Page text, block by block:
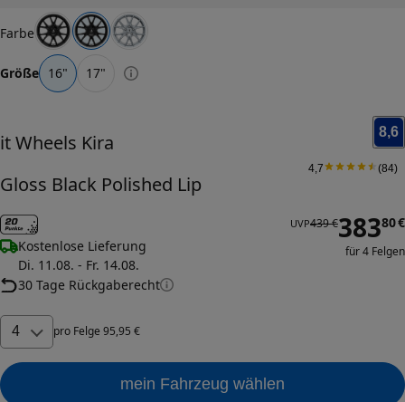
Farbe
Größe 16" 17"
it Wheels Kira
Gloss Black Polished Lip
8,6
4,7 (84)
Kostenlose Lieferung
Di. 11.08. - Fr. 14.08.
30 Tage Rückgaberecht
UVP439 €38380€
für 4 Felgen
4 pro Felge 95,95 €
mein Fahrzeug wählen